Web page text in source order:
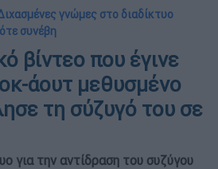
γνώμες στο διαδίκτυο
συνέβη
βίντεο που έγινε
άουτ μεθυσμένο
τη σύζυγό του σε
για την αντίδραση του συζύγου